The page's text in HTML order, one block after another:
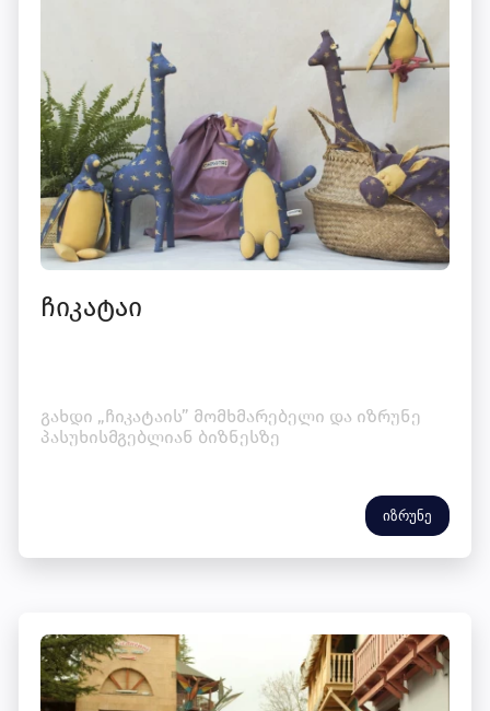
ჩიკატაი
გახდი „ჩიკატაის” მომხმარებელი და იზრუნე
პასუხისმგებლიან ბიზნესზე
იზრუნე